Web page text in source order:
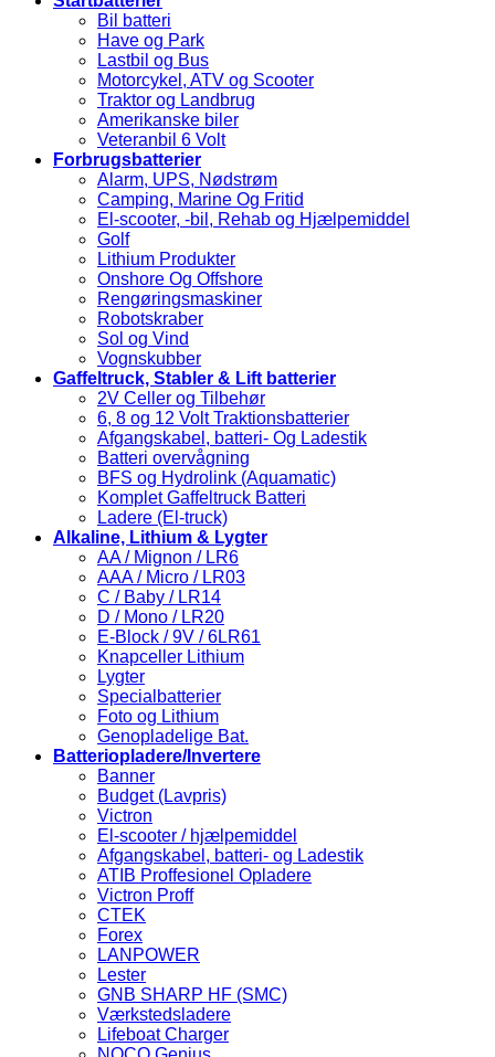
Bil batteri
Have og Park
Lastbil og Bus
Motorcykel, ATV og Scooter
Traktor og Landbrug
Amerikanske biler
Veteranbil 6 Volt
Forbrugsbatterier
Alarm, UPS, Nødstrøm
Camping, Marine Og Fritid
El-scooter, -bil, Rehab og Hjælpemiddel
Golf
Lithium Produkter
Onshore Og Offshore
Rengøringsmaskiner
Robotskraber
Sol og Vind
Vognskubber
Gaffeltruck, Stabler & Lift batterier
2V Celler og Tilbehør
6, 8 og 12 Volt Traktionsbatterier
Afgangskabel, batteri- Og Ladestik
Batteri overvågning
BFS og Hydrolink (Aquamatic)
Komplet Gaffeltruck Batteri
Ladere (El-truck)
Alkaline, Lithium & Lygter
AA / Mignon / LR6
AAA / Micro / LR03
C / Baby / LR14
D / Mono / LR20
E-Block / 9V / 6LR61
Knapceller Lithium
Lygter
Specialbatterier
Foto og Lithium
Genopladelige Bat.
Batteriopladere/Invertere
Banner
Budget (Lavpris)
Victron
El-scooter / hjælpemiddel
Afgangskabel, batteri- og Ladestik
ATIB Proffesionel Opladere
Victron Proff
CTEK
Forex
LANPOWER
Lester
GNB SHARP HF (SMC)
Værkstedsladere
Lifeboat Charger